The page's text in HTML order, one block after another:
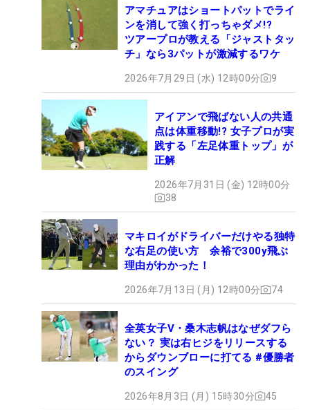
アマチュアはショートパットでライ
ンを消して強く打っちゃダメ!?
ツアープロが教える「ジャストタッ
チ」なら3パットが激減するワケ
2026年7月29日 (水) 12時00分 9
アイアンで飛ばない人の共通
点は体重移動!? 女子プロが実
践する「左足体重トップ」が
正解
2026年7月31日 (金) 12時00分
38
マキロイがドライバーだけやる独特
な右足の使い方 余裕で300y飛ぶ
理由がわかった！
2026年7月13日 (月) 12時00分 74
全英女子V・桑木志帆はなぜダフら
ない？ 実は右ヒジをリリースする
からダウンブローに打てる #優勝者
のスイング
2026年8月3日 (月) 15時30分 45